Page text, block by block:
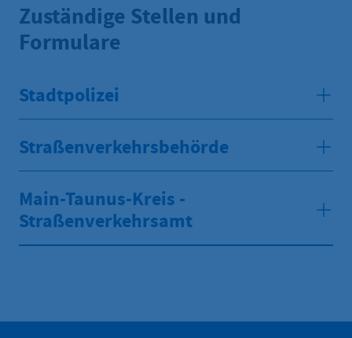
Zuständige Stellen und
Formulare
Stadtpolizei
Straßenverkehrsbehörde
Main-Taunus-Kreis -
Straßenverkehrsamt